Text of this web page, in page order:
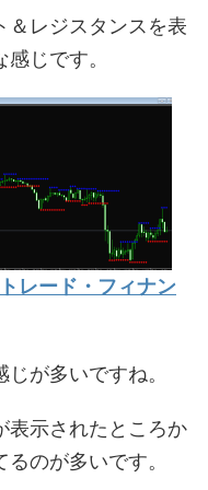
＆レジスタンスを表
じです。
レード・フィナン
が多いですね。
表示されたところか
のが多いです。